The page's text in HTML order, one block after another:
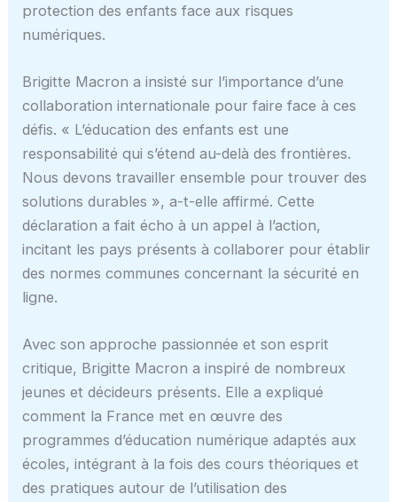
protection des enfants face aux risques
numériques.
Brigitte Macron a insisté sur l’importance d’une
collaboration internationale pour faire face à ces
défis. « L’éducation des enfants est une
responsabilité qui s’étend au-delà des frontières.
Nous devons travailler ensemble pour trouver des
solutions durables », a-t-elle affirmé. Cette
déclaration a fait écho à un appel à l’action,
incitant les pays présents à collaborer pour établir
des normes communes concernant la sécurité en
ligne.
Avec son approche passionnée et son esprit
critique, Brigitte Macron a inspiré de nombreux
jeunes et décideurs présents. Elle a expliqué
comment la France met en œuvre des
programmes d’éducation numérique adaptés aux
écoles, intégrant à la fois des cours théoriques et
des pratiques autour de l’utilisation des